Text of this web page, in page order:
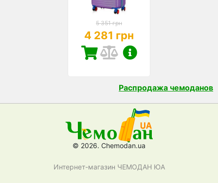
5 351 грн
4 281 грн
Распродажа чемоданов
© 2026. Chemodan.ua
Интернет-магазин ЧЕМОДАН ЮА